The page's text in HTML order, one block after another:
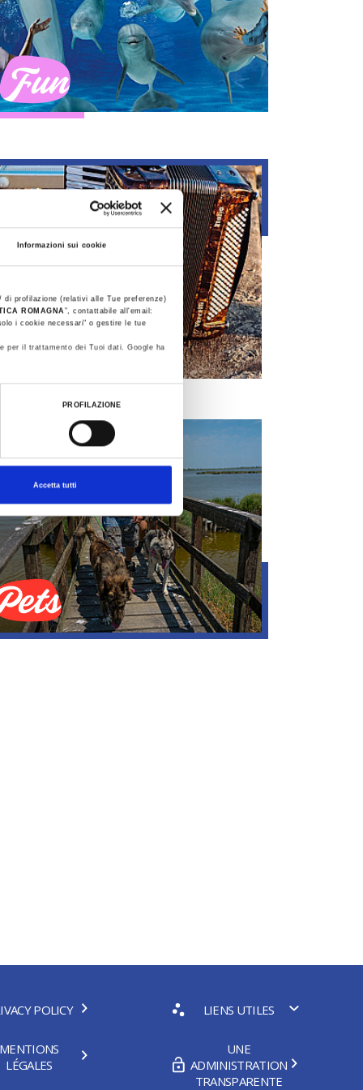
Informazioni sui cookie
profilazione (relativi alle Tue preferenze)
ROMAGNA ”, contattabile all'email:
i cookie necessari" o gestire le tue
per il trattamento dei Tuoi dati. Google ha
PROFILAZIONE
Accetta tutti
Fun
Animaux
POLICY LIENS UTILES
MENTIONS
LÉGALES
UNE
ADMINISTRATION
TRANSPARENTE